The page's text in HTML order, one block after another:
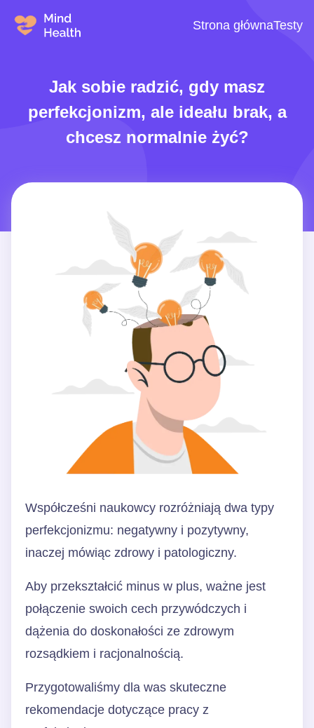
Strona głównaTesty
Jak sobie radzić, gdy masz
perfekcjonizm, ale ideału brak, a
chcesz normalnie żyć?
Współcześni naukowcy rozróżniają dwa typy
perfekcjonizmu: negatywny i pozytywny,
inaczej mówiąc zdrowy i patologiczny.
Aby przekształcić minus w plus, ważne jest
połączenie swoich cech przywódczych i
dążenia do doskonałości ze zdrowym
rozsądkiem i racjonalnością.
Przygotowaliśmy dla was skuteczne
rekomendacje dotyczące pracy z